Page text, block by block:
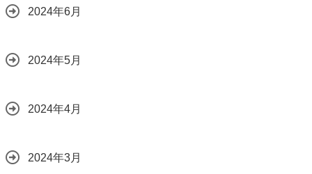
2024年6月
2024年5月
2024年4月
2024年3月